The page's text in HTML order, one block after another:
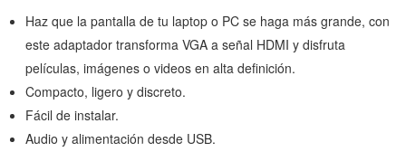
Haz que la pantalla de tu laptop o PC se haga más grande, con
este adaptador transforma VGA a señal HDMI y disfruta
películas, imágenes o videos en alta definición.
Compacto, ligero y discreto.
Fácil de instalar.
Audio y alimentación desde USB.